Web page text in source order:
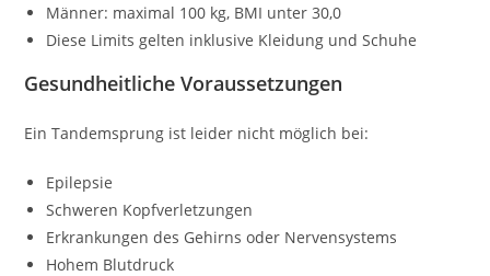
Männer: maximal 100 kg, BMI unter 30,0
Diese Limits gelten inklusive Kleidung und Schuhe
Gesundheitliche Voraussetzungen
Ein Tandemsprung ist leider nicht möglich bei:
Epilepsie
Schweren Kopfverletzungen
Erkrankungen des Gehirns oder Nervensystems
Hohem Blutdruck